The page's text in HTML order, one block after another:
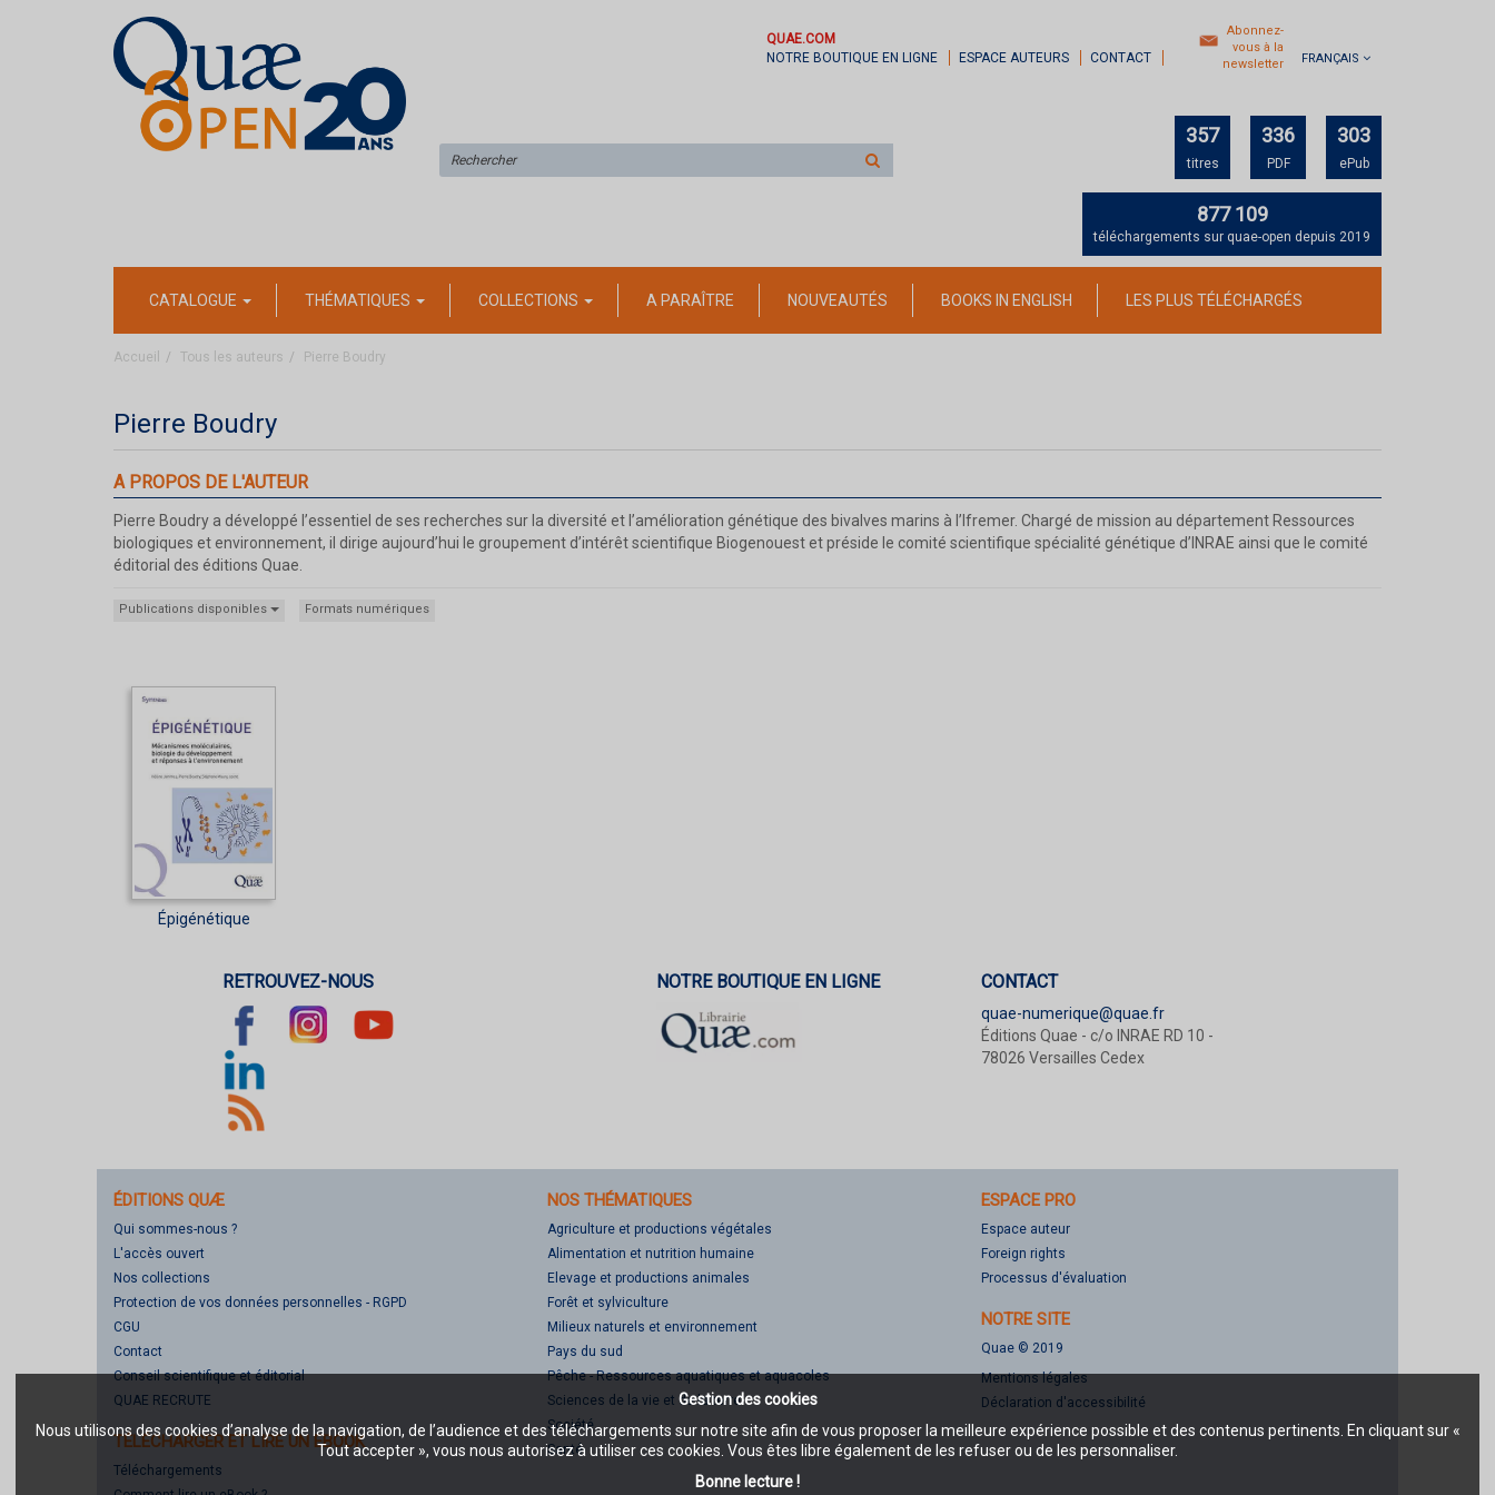
Gestion des cookies
Nous utilisons des cookies d’analyse de la navigation, de l’audience et des téléchargements sur notre site afin de vous proposer la meilleure expérience possible et des contenus pertinents. En cliquant sur «
Tout accepter », vous nous autorisez à utiliser ces cookies. Vous êtes libre également de les refuser ou de les personnaliser.
Bonne lecture !
QUAE.COM
NOTRE BOUTIQUE EN LIGNE
ESPACE AUTEURS CONTACT
Abonnez-
vous à la
newsletter
FRANÇAIS
sur
357
titres
336
PDF
303
ePub
877 109
téléchargements sur quae-open depuis 2019
CATALOGUE THÉMATIQUES COLLECTIONS A PARAÎTRE NOUVEAUTÉS BOOKS IN ENGLISH LES PLUS TÉLÉCHARGÉS
Accueil Tous les auteurs Pierre Boudry
Pierre Boudry
A PROPOS DE L'AUTEUR
Pierre Boudry a développé l’essentiel de ses recherches sur la diversité et l’amélioration génétique des bivalves marins à l’Ifremer. Chargé de mission au département Ressources
biologiques et environnement, il dirige aujourd’hui le groupement d’intérêt scientifique Biogenouest et préside le comité scientifique spécialité génétique d’INRAE ainsi que le comité
éditorial des éditions Quae.
Publications disponibles Formats numériques
Épigénétique
RETROUVEZ-NOUS NOTRE BOUTIQUE EN LIGNE CONTACT
quae-numerique@quae.fr
Éditions Quae - c/o INRAE RD 10 -
78026 Versailles Cedex
ÉDITIONS QUÆ
Qui sommes-nous ?
L'accès ouvert
Nos collections
Protection de vos données personnelles - RGPD
CGU
Contact
Conseil scientifique et éditorial
QUAE RECRUTE
TÉLÉCHARGER ET LIRE UN EBOOK
Téléchargements
NOS THÉMATIQUES
Agriculture et productions végétales
Alimentation et nutrition humaine
Elevage et productions animales
Forêt et sylviculture
Milieux naturels et environnement
Pays du sud
Pêche - Ressources aquatiques et aquacoles
Sciences de la vie et de la terre
Société
Santé
ESPACE PRO
Espace auteur
Foreign rights
Processus d'évaluation
NOTRE SITE
Quae © 2019
Mentions légales
Déclaration d'accessibilité